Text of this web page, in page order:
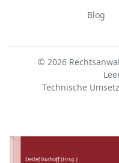
Blog
© 2026
Technische